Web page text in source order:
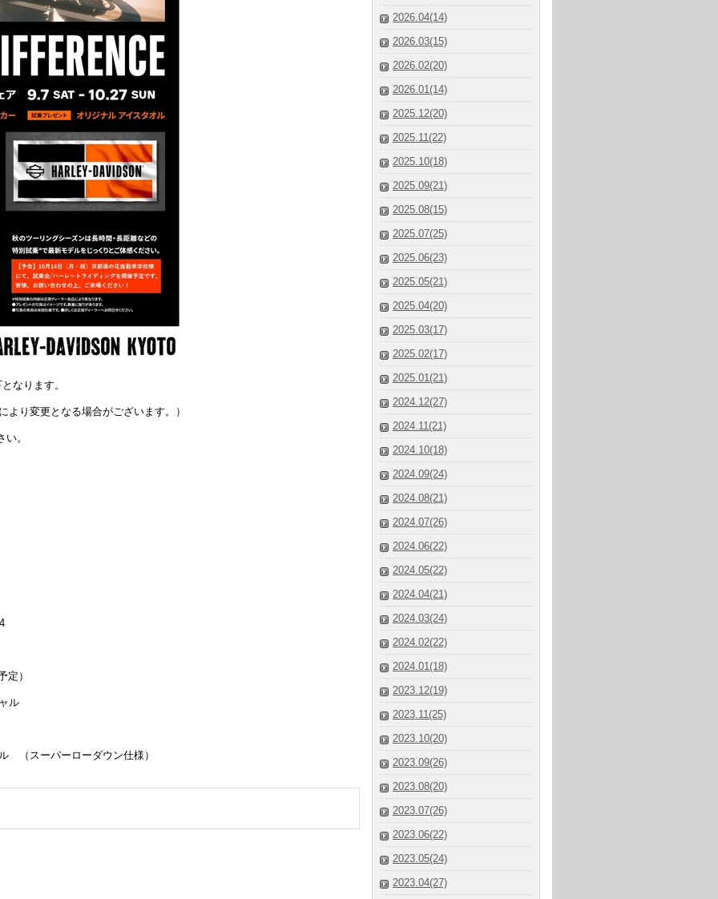
なります。
より変更となる場合がございます。）
。
）
ル
スーパーローダウン仕様）
2026.04(14)
2026.03(15)
2026.02(20)
2026.01(14)
2025.12(20)
2025.11(22)
2025.10(18)
2025.09(21)
2025.08(15)
2025.07(25)
2025.06(23)
2025.05(21)
2025.04(20)
2025.03(17)
2025.02(17)
2025.01(21)
2024.12(27)
2024.11(21)
2024.10(18)
2024.09(24)
2024.08(21)
2024.07(26)
2024.06(22)
2024.05(22)
2024.04(21)
2024.03(24)
2024.02(22)
2024.01(18)
2023.12(19)
2023.11(25)
2023.10(20)
2023.09(26)
2023.08(20)
2023.07(26)
2023.06(22)
2023.05(24)
2023.04(27)